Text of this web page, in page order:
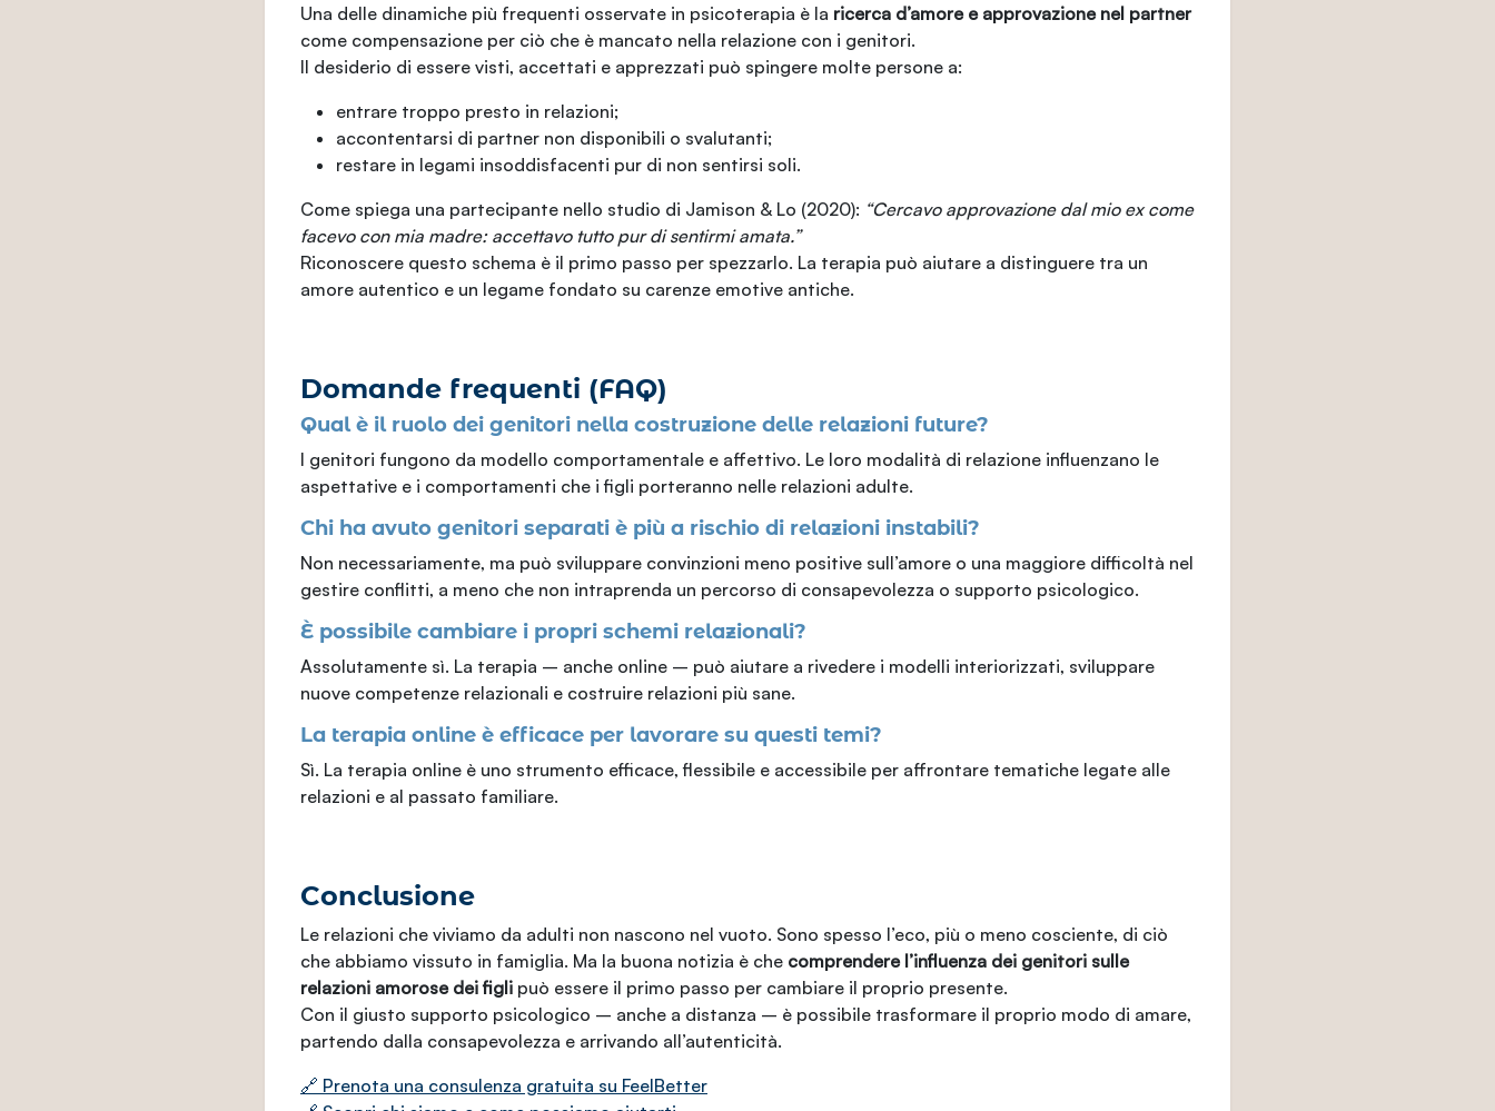
Una delle dinamiche più frequenti osservate in psicoterapia è la ricerca d’amore e approvazione nel partner
come compensazione per ciò che è mancato nella relazione con i genitori.
Il desiderio di essere visti, accettati e apprezzati può spingere molte persone a:
entrare troppo presto in relazioni;
accontentarsi di partner non disponibili o svalutanti;
restare in legami insoddisfacenti pur di non sentirsi soli.
Come spiega una partecipante nello studio di Jamison & Lo (2020): “Cercavo approvazione dal mio ex come
facevo con mia madre: accettavo tutto pur di sentirmi amata.”
Riconoscere questo schema è il primo passo per spezzarlo. La terapia può aiutare a distinguere tra un
amore autentico e un legame fondato su carenze emotive antiche.
Domande frequenti (FAQ)
Qual è il ruolo dei genitori nella costruzione delle relazioni future?
I genitori fungono da modello comportamentale e affettivo. Le loro modalità di relazione influenzano le
aspettative e i comportamenti che i figli porteranno nelle relazioni adulte.
Chi ha avuto genitori separati è più a rischio di relazioni instabili?
Non necessariamente, ma può sviluppare convinzioni meno positive sull’amore o una maggiore difficoltà nel
gestire conflitti, a meno che non intraprenda un percorso di consapevolezza o supporto psicologico.
È possibile cambiare i propri schemi relazionali?
Assolutamente sì. La terapia – anche online – può aiutare a rivedere i modelli interiorizzati, sviluppare
nuove competenze relazionali e costruire relazioni più sane.
La terapia online è efficace per lavorare su questi temi?
Sì. La terapia online è uno strumento efficace, flessibile e accessibile per affrontare tematiche legate alle
relazioni e al passato familiare.
Conclusione
Le relazioni che viviamo da adulti non nascono nel vuoto. Sono spesso l’eco, più o meno cosciente, di ciò
che abbiamo vissuto in famiglia. Ma la buona notizia è che comprendere l’influenza dei genitori sulle
relazioni amorose dei figli può essere il primo passo per cambiare il proprio presente.
Con il giusto supporto psicologico – anche a distanza – è possibile trasformare il proprio modo di amare,
partendo dalla consapevolezza e arrivando all’autenticità.
🔗 Prenota una consulenza gratuita su FeelBetter